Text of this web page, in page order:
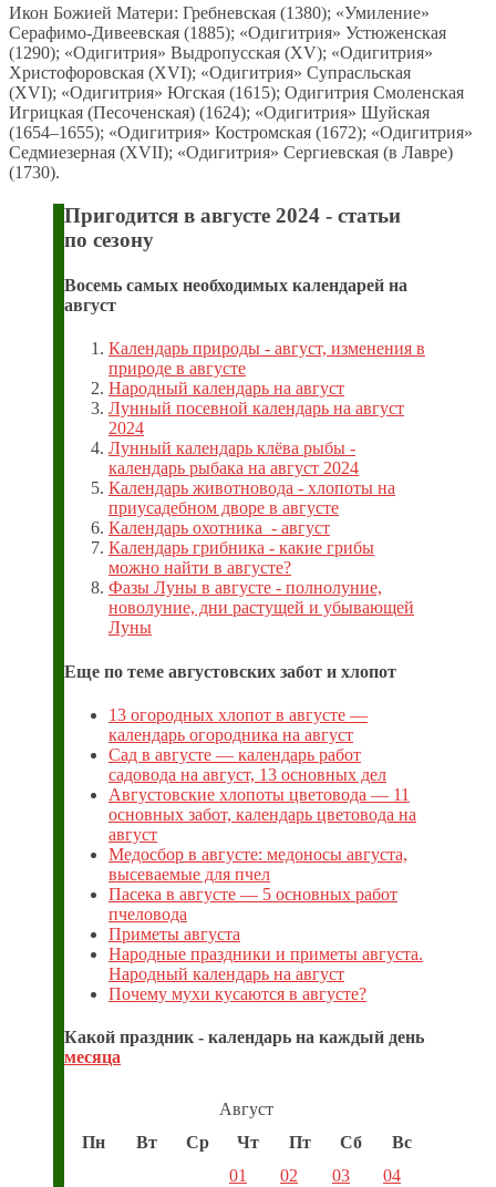
Икон Божией Матери: Гребневская (1380); «Умиление»
Серафимо-Дивеевская (1885); «Одигитрия» Устюженская
(1290); «Одигитрия» Выдропусская (XV); «Одигитрия»
Христофоровская (XVI); «Одигитрия» Супрасльская
(XVI); «Одигитрия» Югская (1615); Одигитрия Смоленская
Игрицкая (Песоченская) (1624); «Одигитрия» Шуйская
(1654–1655); «Одигитрия» Костромская (1672); «Одигитрия»
Седмиезерная (XVII); «Одигитрия» Сергиевская (в Лавре)
(1730).
Пригодится в августе 2024 - статьи
по сезону
Восемь самых необходимых календарей на
август
Календарь природы - август, изменения в
природе в августе
Народный календарь на август
Лунный посевной календарь на август
2024
Лунный календарь клёва рыбы -
календарь рыбака на август 2024
Календарь животновода - хлопоты на
приусадебном дворе в августе
Календарь охотника - август
Календарь грибника - какие грибы
можно найти в августе?
Фазы Луны в августе - полнолуние,
новолуние, дни растущей и убывающей
Луны
Еще по теме августовских забот и хлопот
13 огородных хлопот в августе —
календарь огородника на август
Сад в августе — календарь работ
садовода на август, 13 основных дел
Августовские хлопоты цветовода — 11
основных забот, календарь цветовода на
август
Медосбор в августе: медоносы августа,
высеваемые для пчел
Пасека в августе — 5 основных работ
пчеловода
Приметы августа
Народные праздники и приметы августа.
Народный календарь на август
Почему мухи кусаются в августе?
Какой праздник - календарь на каждый день
месяца
Август
Пн
Вт Ср Чт Пт Сб
Вс
01
02 03
04